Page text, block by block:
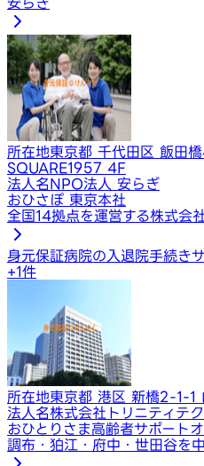
所在地東京都 千代田区 飯田
SQUARE1957 4F
法人名NPO法人 安らぎ
おひさぽ 東京本社
全国14拠点を運営する株式会
身元保証病院の入退院手続き
+1件
所在地東京都 港区 新橋2-1-1
法人名株式会社トリニティテ
おひとりさま高齢者サポート
調布・狛江・府中・世田谷を